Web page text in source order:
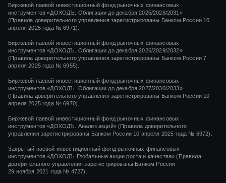
Биржевой паевой инвестиционный фонд рыночных финансовых
инструментов «ДОХОДЪ. Облигации до декабря 2025/2028/2031»
(Правила доверительного управления зарегистрированы Банком России 10
апреля 2025 года № 6971).
Биржевой паевой инвестиционный фонд рыночных финансовых
инструментов «ДОХОДЪ. Облигации до декабря 2026/2029/2032»
(Правила доверительного управления зарегистрированы Банком России 7
апреля 2025 года № 6955).
Биржевой паевой инвестиционный фонд рыночных финансовых
инструментов «ДОХОДЪ. Облигации до декабря 2027/2030/2033»
(Правила доверительного управления зарегистрированы Банком России 10
апреля 2025 года № 6970).
Биржевой паевой инвестиционный фонд рыночных финансовых
инструментов «ДОХОДЪ. Анализ акций» (Правила доверительного
управления зарегистрированы Банком России 10 апреля 2025 года № 6972).
Закрытый паевой инвестиционный фонд рыночных финансовых
инструментов«ДОХОДЪ Глобальные акции роста и качества» (Правила
доверительного управления зарегистрированы Банком России
29 ноября 2021 года № 4727).